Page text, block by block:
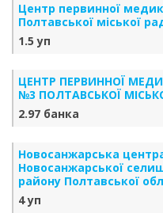
Центр первинної
Полтавської міської
1.5 уп
ЦЕНТР ПЕРВИННОЇ
№3 ПОЛТАВСЬКОЇ
2.97 банка
Новосанжарська
Новосанжарської
району Полтавської
4 уп